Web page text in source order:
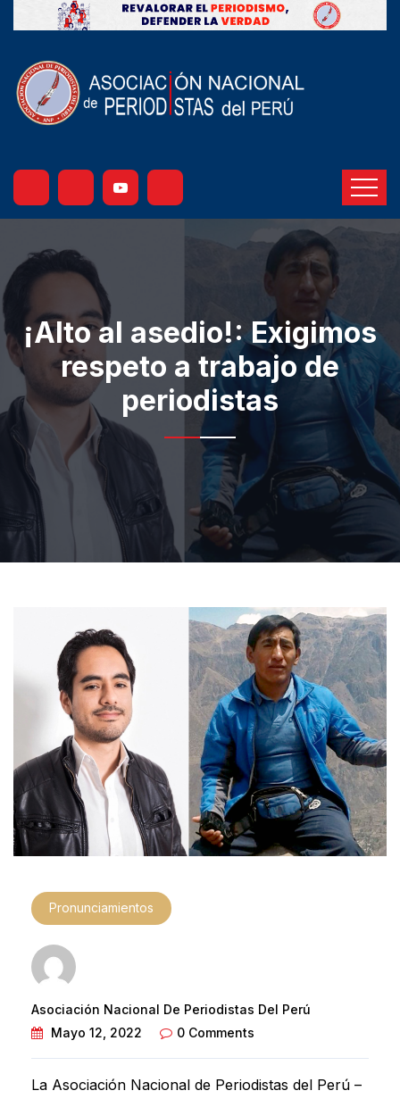
¡Alto al asedio!: Exigimos
respeto a trabajo de
periodistas
Pronunciamientos
Asociación Nacional De Periodistas Del Perú
Mayo 12, 2022
0 Comments
La Asociación Nacional de Periodistas del Perú –